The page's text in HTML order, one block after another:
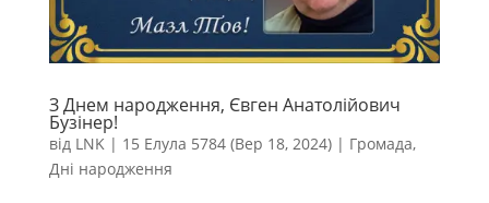
З Днем народження, Євген Анатолійович
Бузінер!
від LNK| 15 Елула 5784 (Вер 18, 2024)| Громада,
Дні народження